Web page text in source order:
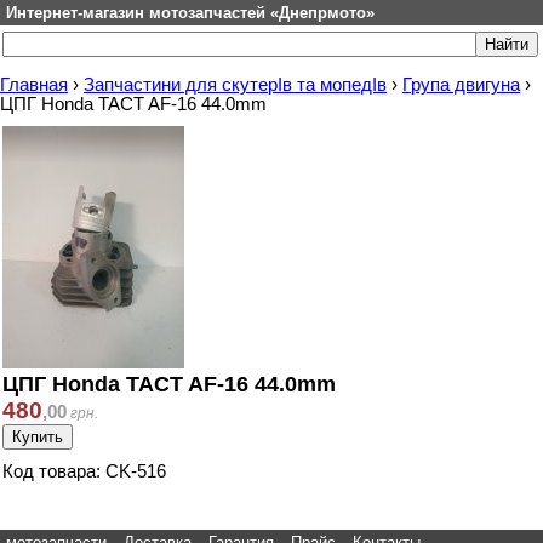
Интернет-магазин мотозапчастей «Днепрмото»
Главная › Запчастини для скутерІв та мопедІв › Група двигуна ›
ЦПГ Honda TACT AF-16 44.0mm
ЦПГ Honda TACT AF-16 44.0mm
480,00 грн.
Код товара: CK-516